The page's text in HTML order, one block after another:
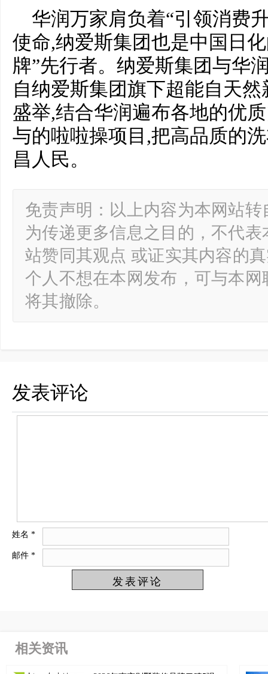
华润万家肩负着“引领消费
使命,纳爱斯集团也是中国日
牌”先行者。纳爱斯集团与华
自纳爱斯集团旗下超能自天
盛举,结合华润遍布各地的优
与的啦啦操项目,把高品质的
昌人民。
免责声明：以上内容为本网站
为传递更多信息之目的，不代
站赞同其观点 或证实其内容的
个人不想在本网发布，可与本
将其撤除。
发表评论
姓名 *
邮件 *
相关资讯